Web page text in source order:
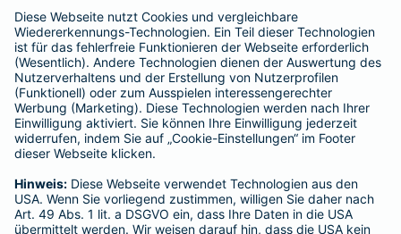
BELIEBTE SEITEN
Kranken-Zusatzversicherung
Tierversicherungen
Haftpflichtversicherung
Hausratversicherung
Adresse ändern
Schaden melden